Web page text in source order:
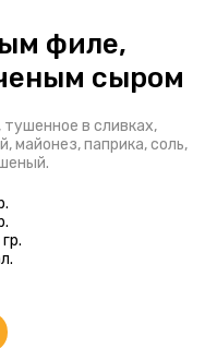
Либкнехта, 23
филе,
сыром
в сливках,
майонез, паприка, соль,